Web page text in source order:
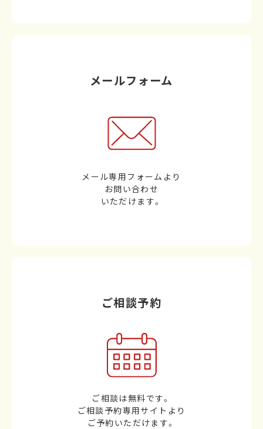
メールフォーム
メール専用フォームより
お問い合わせ
いただけます。
ご相談予約
ご相談は無料です。
ご相談予約専用サイトより
ご予約いただけます。